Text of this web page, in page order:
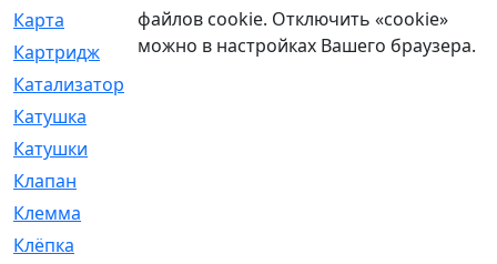
Карта
[2]
Картридж
[250]
Катализатор
Катушка
Катушки
Клапан
Клемма
Клёпка
файлов cookie. Отключить «cookie»
можно в настройках Вашего браузера.